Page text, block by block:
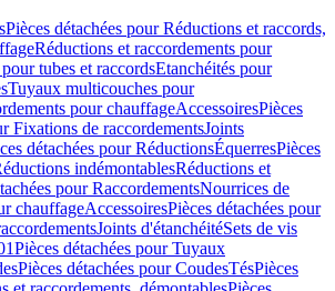
Pièces détachées pour Réductions et raccords,
Réductions et raccordements pour
tubes et raccordsEtanchéités pour
Tuyaux multicouches pour
pour chauffageAccessoiresPièces
Fixations de raccordementsJoints
détachées pour RéductionsÉquerresPièces
indémontablesRéductions et
pour RaccordementsNourrices de
chauffageAccessoiresPièces détachées pour
Joints d'étanchéitéSets de vis
Pièces détachées pour Tuyaux
Pièces détachées pour CoudesTésPièces